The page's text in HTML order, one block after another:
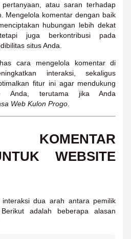
pertanyaan, atau saran terhadap
Mengelola komentar dengan baik
hubungan lebih dekat
juga berkontribusi pada
situs Anda.
cara mengelola komentar di
interaksi, sekaligus
fitur ini agar mendukung
Anda, terutama jika Anda
Web Kulon Progo.
KOMENTAR
WEBSITE
dua arah antara pemilik
adalah beberapa alasan